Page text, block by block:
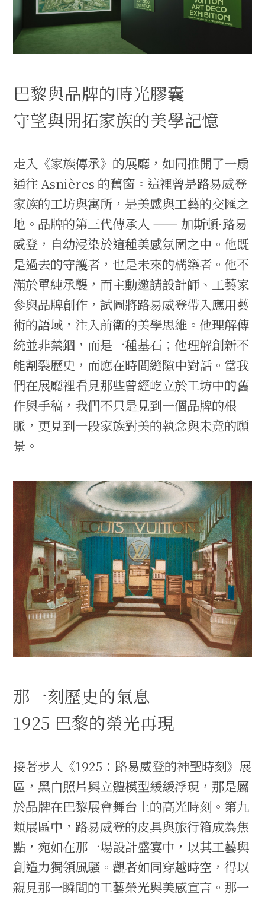
巴黎與品牌的時光膠囊
守望與開拓家族的美學記憶
走入《家族傳承》的展廳，如同推開了一扇
通往 Asnières 的舊窗。這裡曾是路易威登
家族的工坊與寓所，是美感與工藝的交匯之
地。品牌的第三代傳承人 —— 加斯頓·路易
威登，自幼浸染於這種美感氛圍之中。他既
是過去的守護者，也是未來的構築者。他不
滿於單純承襲，而主動邀請設計師、工藝家
參與品牌創作，試圖將路易威登帶入應用藝
術的語域，注入前衛的美學思維。他理解傳
統並非禁錮，而是一種基石；他理解創新不
能割裂歷史，而應在時間縫隙中對話。當我
們在展廳裡看見那些曾經屹立於工坊中的舊
作與手稿，我們不只是見到一個品牌的根
脈，更見到一段家族對美的執念與未竟的願
景。
那一刻歷史的氣息
1925 巴黎的榮光再現
接著步入《1925：路易威登的神聖時刻》展
區，黑白照片與立體模型緩緩浮現，那是屬
於品牌在巴黎展會舞台上的高光時刻。第九
類展區中，路易威登的皮具與旅行箱成為焦
點，宛如在那一場設計盛宴中，以其工藝與
創造力獨領風騷。觀者如同穿越時空，得以
親見那一瞬間的工藝榮光與美感宣言。那一